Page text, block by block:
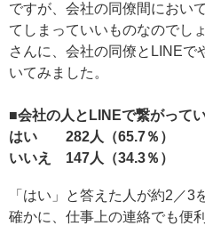
ですが、会社の同僚間におい
てしまっていいものなのでし
さんに、会社の同僚とLINEで
いてみました。
■会社の人とLINEで繋がって
はい 282人（65.7％）
いいえ 147人（34.3％）
「はい」と答えた人が約2／3
確かに、仕事上の連絡でも便